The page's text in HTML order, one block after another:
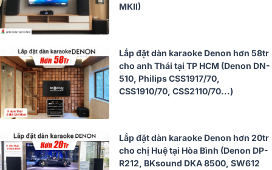
MKII)
Lắp đặt dàn karaoke Denon hơn 58tr
cho anh Thái tại TP HCM (Denon DN-
510, Philips CSS1917/70,
CSS1910/70, CSS2110/70...)
Lắp đặt dàn karaoke Denon hơn 20tr
cho chị Huệ tại Hòa Bình (Denon DP-
R212, BKsound DKA 8500, SW612